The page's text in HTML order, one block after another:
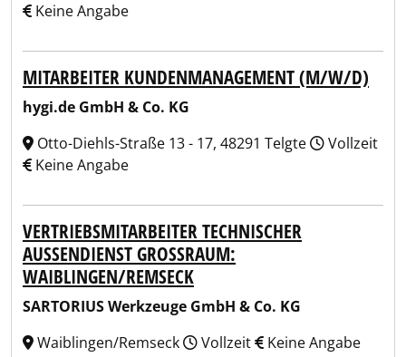
Keine Angabe
MITARBEITER KUNDENMANAGEMENT (M/W/D)
hygi.de GmbH & Co. KG
Otto-Diehls-Straße 13 - 17, 48291 Telgte
Vollzeit
Keine Angabe
VERTRIEBSMITARBEITER TECHNISCHER
AUSSENDIENST GROSSRAUM: WA
IBLINGEN/REMSECK
SARTORIUS Werkzeuge GmbH & Co. KG
Waiblingen/Remseck
Vollzeit Keine Angabe